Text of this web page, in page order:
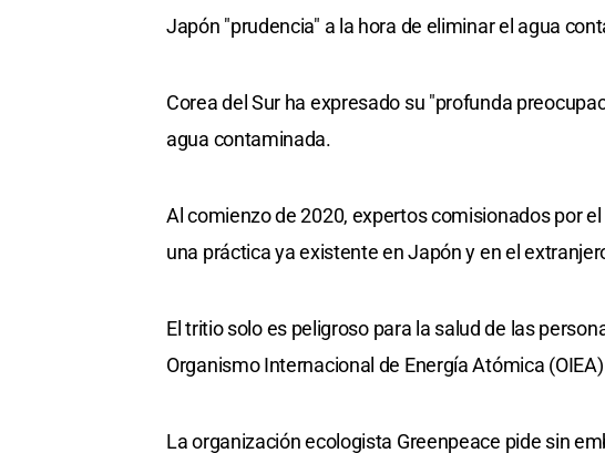
Japón "prudencia" a la hora de eliminar el agua
Corea del Sur ha expresado su "profunda
agua contaminada.
Al comienzo de 2020, expertos comisionados por
una práctica ya existente en Japón y en el
El tritio solo es peligroso para la salud de las
Organismo Internacional de Energía Atómica
La organización ecologista Greenpeace pide sin